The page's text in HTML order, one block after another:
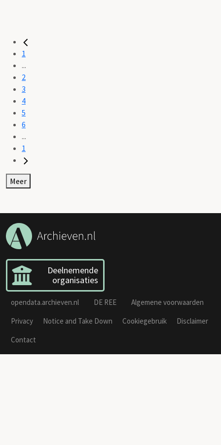
1
...
2
3
4
5
6
...
1
Meer
Deelnemende
organisaties
opendata.archieven.nl DE REE
Algemene voorwaarden
Privacy
Notice and Take Down Cookiegebruik
Disclaimer
Contact